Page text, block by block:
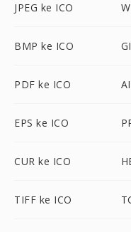
JPEG ke ICO
BMP ke ICO
PDF ke ICO
EPS ke ICO
CUR ke ICO
TIFF ke ICO